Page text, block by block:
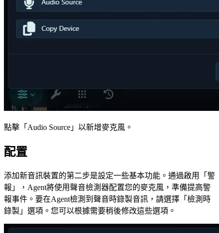
點擊「Audio Source」以新增麥克風。
配置
添加新音訊裝置的第二步是設定一些基本功能。通過啟用「警
報」，Agent將使用聲音檢測器配置您的麥克風，準備提高警
報事件。要在Agent檢測到聲音時錄製音訊，請選擇「檢測時
錄製」選項。您可以根據需要稍後修改這些選項。